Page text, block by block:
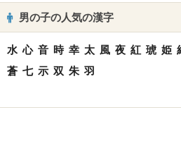
男の子の人気の漢字
水 心 音 時 幸 太 風 夜 紅 琥 姫
蒼 七 示 双 朱 羽